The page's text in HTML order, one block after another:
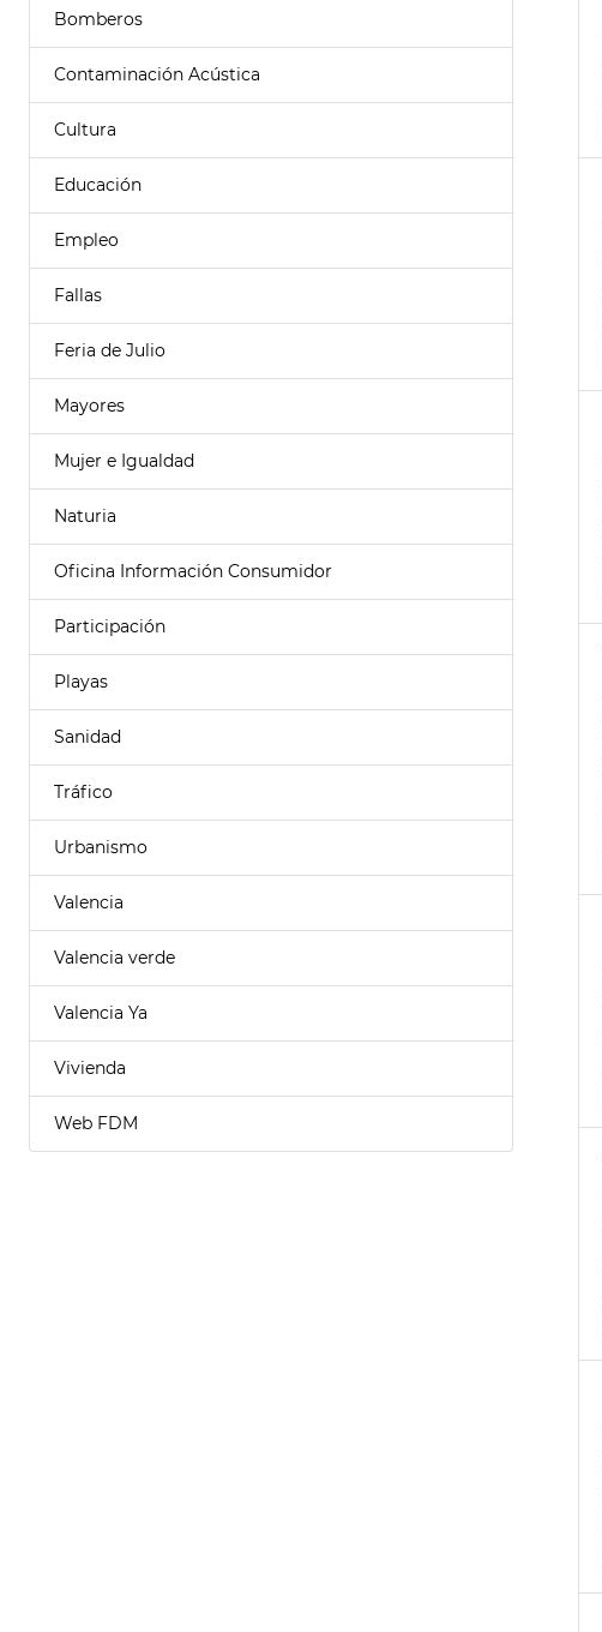
Bomberos
Contaminación Acústica
Cultura
Educación
Empleo
Fallas
Feria de Julio
Mayores
Mujer e Igualdad
Naturia
Oficina Información Consumidor
Participación
Playas
Sanidad
Tráfico
Urbanismo
Valencia
Valencia verde
Valencia Ya
Vivienda
Web FDM